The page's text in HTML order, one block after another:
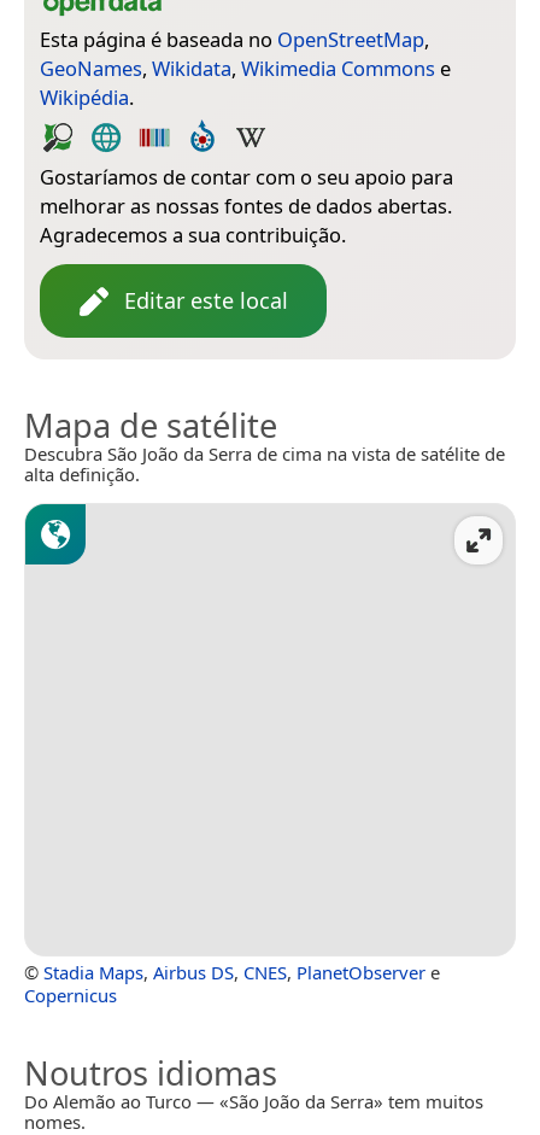
Esta página é baseada no OpenStreetMap,
GeoNames, Wikidata, Wikimedia Commons e
Wikipédia.
Gostaríamos de contar com o seu apoio para
melhorar as nossas fontes de dados abertas.
Agradecemos a sua contribuição.
Editar este local
Mapa de satélite
Descubra São João da Serra de cima na vista de satélite de
alta definição.
© Stadia Maps, Airbus DS, CNES, PlanetObserver e
Copernicus
Noutros idiomas
Do Alemão ao Turco — «São João da Serra» tem muitos
nomes.